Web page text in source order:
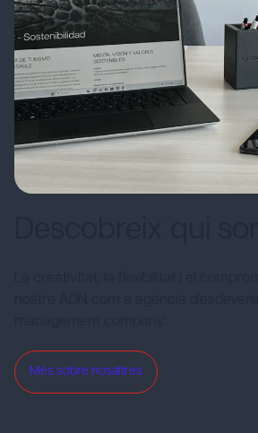
Més sobre nosaltres